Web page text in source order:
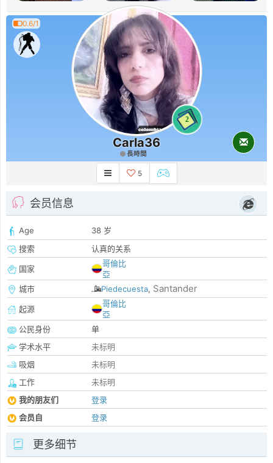
0.6/1
2
Carla36
長時間
5
会员信息
Age
38 岁
搜索
认真的关系
国家
哥倫比
亞
城市
Piedecuesta, Santander
起源
哥倫比
亞
公民身份
单
学术水平
未标明
吸烟
未标明
工作
未标明
我的朋友们
登录
会员自
登录
更多细节